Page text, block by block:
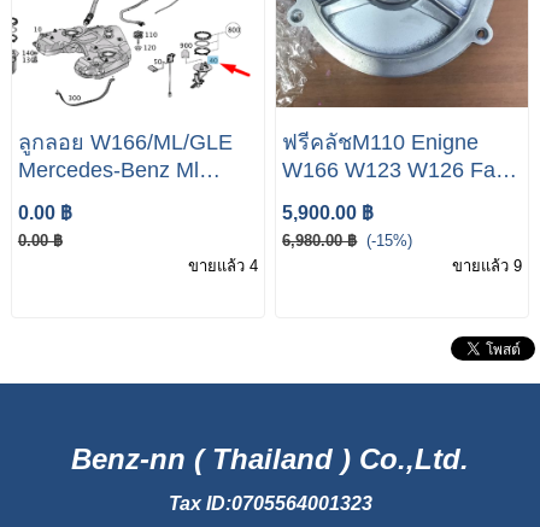
ลูกลอย W166/ML/GLE
Mercedes-Benz Ml
W166 2013 in Tank Fuel
Pump A1664702394
Diesel
0.00 ฿
0.00 ฿
ขายแล้ว 4
ฟรีคลัชM110 Enigne
W166 W123 W126 Fan
Drive A0002001522
5,900.00 ฿
6,980.00 ฿ (-15%)
ขายแล้ว 9
Benz-nn ( Thailand ) Co.,Ltd.
Tax ID:0705564001323